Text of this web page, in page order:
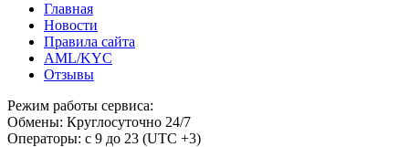
Главная
Новости
Правила сайта
AML/KYC
Отзывы
Режим работы сервиса:
Обмены: Круглосуточно 24/7
Операторы: с 9 до 23 (UTC +3)